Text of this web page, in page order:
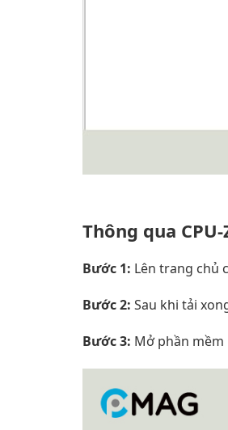
Thông qua CPU-
Bước 1: Lên trang chủ
Bước 2: Sau khi tải
Bước 3: Mở phần